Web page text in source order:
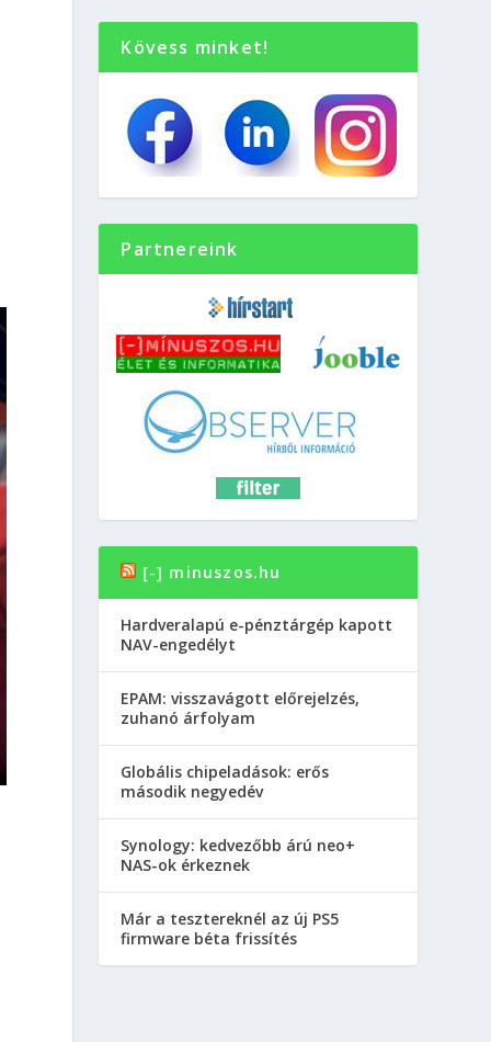
Kövess minket!
Partnereink
[-] minuszos.hu
Hardveralapú e-pénztárgép kapott
NAV-engedélyt
EPAM: visszavágott előrejelzés,
zuhanó árfolyam
Globális chipeladások: erős
második negyedév
Synology: kedvezőbb árú neo+
NAS-ok érkeznek
Már a tesztereknél az új PS5
firmware béta frissítés